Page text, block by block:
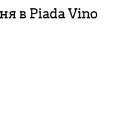
в Piada Vino